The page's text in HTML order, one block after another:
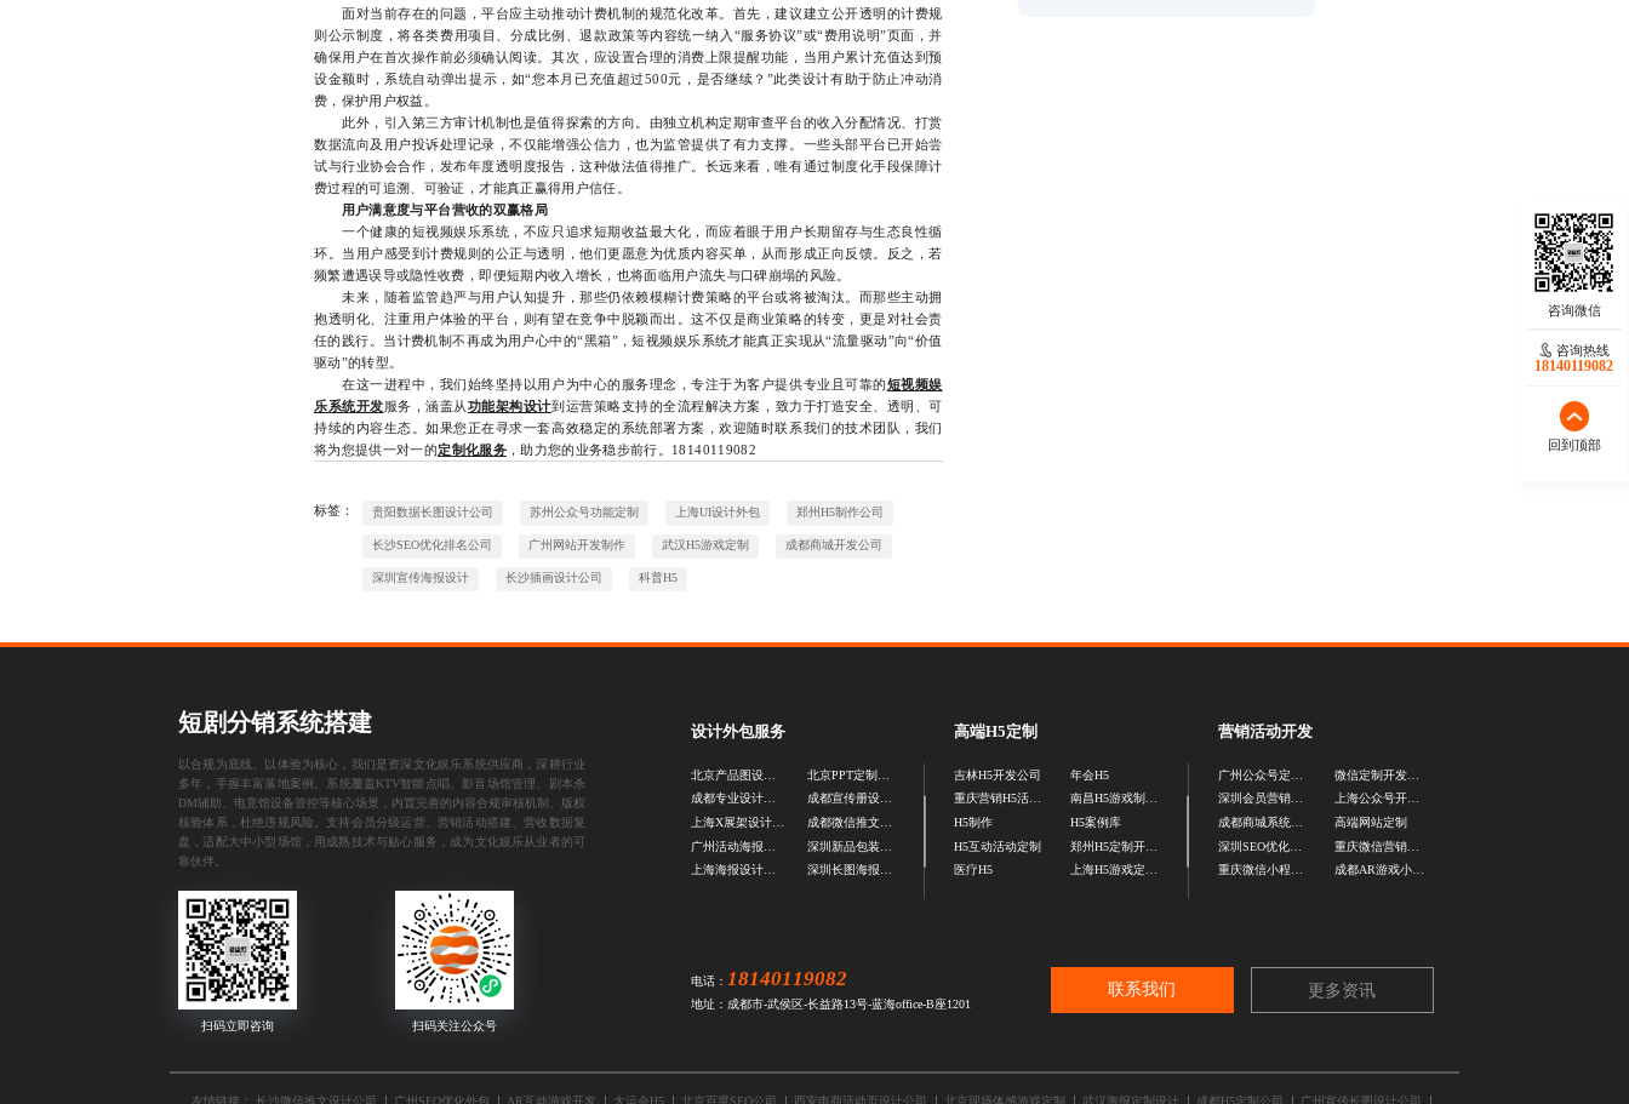
面对当前存在的问题，平台应主动推动计费机制的规范化改革。首先，建议建立公开透明的计费规
则公示制度，将各类费用项目、分成比例、退款政策等内容统一纳入“服务协议”或“费用说明”页面，并
确保用户在首次操作前必须确认阅读。其次，应设置合理的消费上限提醒功能，当用户累计充值达到预
设金额时，系统自动弹出提示，如“您本月已充值超过500元，是否继续？”此类设计有助于防止冲动消
费，保护用户权益。
此外，引入第三方审计机制也是值得探索的方向。由独立机构定期审查平台的收入分配情况、打赏
数据流向及用户投诉处理记录，不仅能增强公信力，也为监管提供了有力支撑。一些头部平台已开始尝
试与行业协会合作，发布年度透明度报告，这种做法值得推广。长远来看，唯有通过制度化手段保障计
费过程的可追溯、可验证，才能真正赢得用户信任。
用户满意度与平台营收的双赢格局
一个健康的短视频娱乐系统，不应只追求短期收益最大化，而应着眼于用户长期留存与生态良性循
环。当用户感受到计费规则的公正与透明，他们更愿意为优质内容买单，从而形成正向反馈。反之，若
频繁遭遇误导或隐性收费，即便短期内收入增长，也将面临用户流失与口碑崩塌的风险。
未来，随着监管趋严与用户认知提升，那些仍依赖模糊计费策略的平台或将被淘汰。而那些主动拥
抱透明化、注重用户体验的平台，则有望在竞争中脱颖而出。这不仅是商业策略的转变，更是对社会责
任的践行。当计费机制不再成为用户心中的“黑箱”，短视频娱乐系统才能真正实现从“流量驱动”向“价值
驱动”的转型。
在这一进程中，我们始终坚持以用户为中心的服务理念，专注于为客户提供专业且可靠的短视频娱
乐系统开发服务，涵盖从 功能架构设计到运营策略支持的全流程解决方案，致力于打造安全、透明、可
持续的内容生态。如果您正在寻求一套高效稳定的系统部署方案，欢迎随时联系我们的技术团队，我们
将为您提供一对一的定制化服务，助力您的业务稳步前行。18140119082
标签： 贵阳数据长图设计公司 苏州公众号功能定制 上海UI设计外包 郑州H5制作公司
长沙SEO优化排名公司 广州网站开发制作 武汉H5游戏定制 成都商城开发公司
深圳宣传海报设计 长沙插画设计公司 科普H5
短剧分销系统搭建
以合规为底线、以体验为核心，我们是资深文化娱乐系统供应商，深耕行业
多年，手握丰富落地案例。系统覆盖KTV智能点唱、影音场馆管理、剧本杀
DM辅助、电竞馆设备管控等核心场景，内置完善的内容合规审核机制、版权
核验体系，杜绝违规风险。支持会员分级运营、营销活动搭建、营收数据复
盘，适配大中小型场馆，用成熟技术与贴心服务，成为文化娱乐从业者的可
靠伙伴。
设计外包服务
北京产品图设计公司
成都专业设计公司
上海X展架设计公司
上海海报设计公司
成都宣传册设计公司
深圳长图海报设计
高端H5定制
吉林H5开发公司
重庆营销H5活动制作
H5制作
H5互动活动定制
医疗H5
年会H5
南昌H5游戏制作公司
H5案例库
上海H5游戏定制公司
营销活动开发
深圳会员营销游戏定制
成都商城系统开发
深圳SEO优化推广
重庆微信小程序开发公司
微信定制开发公司
上海公众号开发公司
高端网站定制
重庆微信营销活动定制
成都AR游戏小程序开发
电话： 18140119082
地址：成都市-武侯区-长益路13号-蓝海office-B座1201
联系我们 更多资讯
友情链接： 长沙微信推文设计公司 广州SEO优化外包 AR互动游戏开发 大运会H5 北京百度SEO公司 西安电商活动页设计公司 北京现场体感游戏定制 武汉海报定制设计 成都H5定制公司 广州宣传长图设计公司
咨询热线
18140119082
回到顶部